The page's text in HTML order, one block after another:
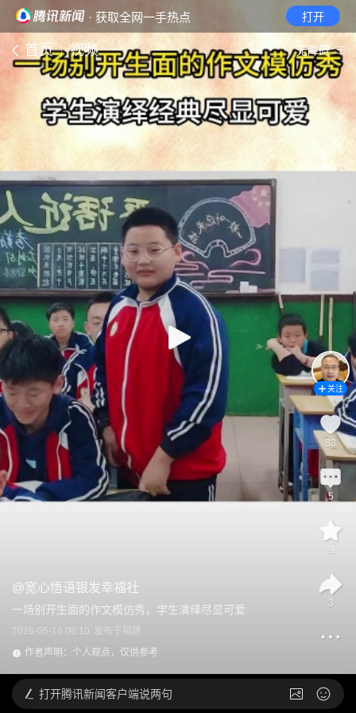
· 获取全网一手热点 打开
首页 视频 无障碍
@宽心悟语银发幸福社
一场别开生面的作文模仿秀，学生演绎尽显可爱
2026-05-16 08:10 发布于福建
作者声明：个人观点，仅供参考
关注
83
5
9
3
打开腾讯新闻客户端说两句